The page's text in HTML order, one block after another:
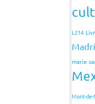
L214
marie
Mont-